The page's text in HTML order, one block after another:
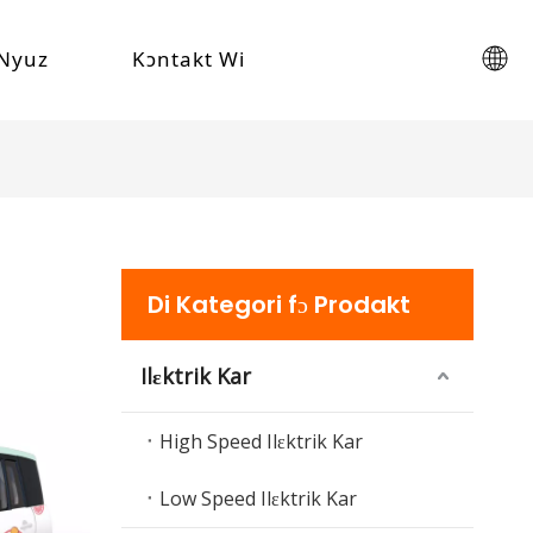
Kɔntakt Wi
Di Kategori fɔ Prodakt
Ilɛktrik Kar
High Speed ​​Ilɛktrik Kar
Low Speed ​​Ilɛktrik Kar